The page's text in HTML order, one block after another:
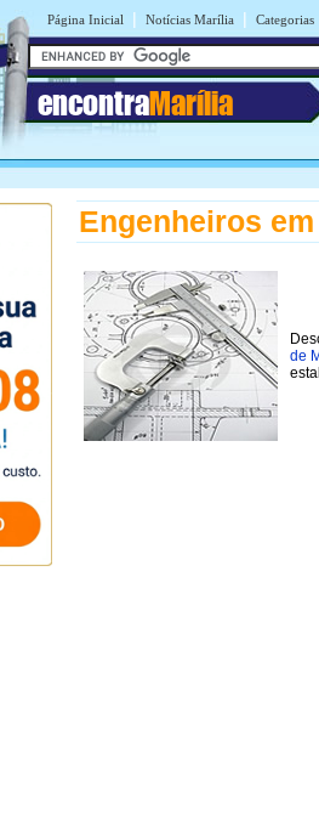
Página Inicial | Notícias Marília | Categorias
encontraMarília
Engenheiros
de